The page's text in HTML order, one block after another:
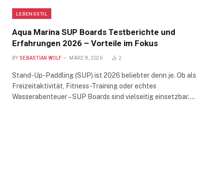
LEBENSSTIL
Aqua Marina SUP Boards Testberichte und
Erfahrungen 2026 – Vorteile im Fokus
BY SEBASTIAN WOLF MÄRZ 8, 2026 2
Stand-Up-Paddling (SUP) ist 2026 beliebter denn je. Ob als
Freizeitaktivität, Fitness-Training oder echtes
Wasserabenteuer – SUP Boards sind vielseitig einsetzbar.…